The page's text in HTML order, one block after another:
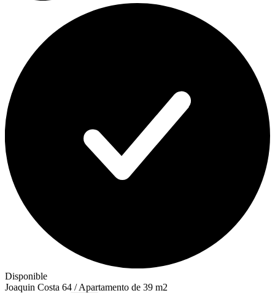
Disponible
Joaquin Costa 64 / Apartamento de 39 m2